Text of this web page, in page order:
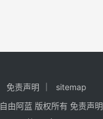
免责声明
sitemap
自由阿蓝 版权所有 免责声明